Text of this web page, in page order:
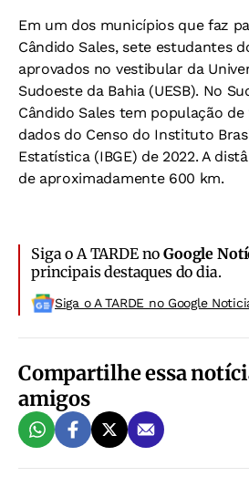
Em um dos municípios que faz
Cândido Sales, sete estudantes
aprovados no vestibular da
Sudoeste da Bahia (UESB). No
Cândido Sales tem população de
dados do Censo do Instituto
Estatística (IBGE) de 2022. A
de aproximadamente 600 km.
Siga o A TARDE noGoogle
principais destaques do dia.
Siga o A TARDE no Google
Compartilhe essa
amigos